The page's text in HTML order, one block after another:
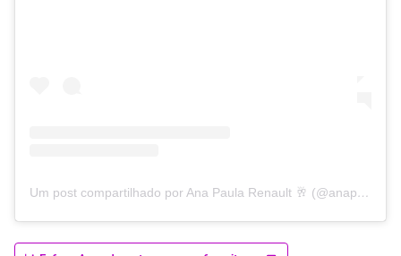
Um post compartilhado por Ana Paula Renault 🥂 (@anapaularenault)